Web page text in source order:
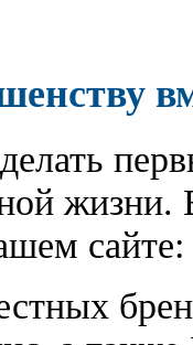
жизни.
сайте: